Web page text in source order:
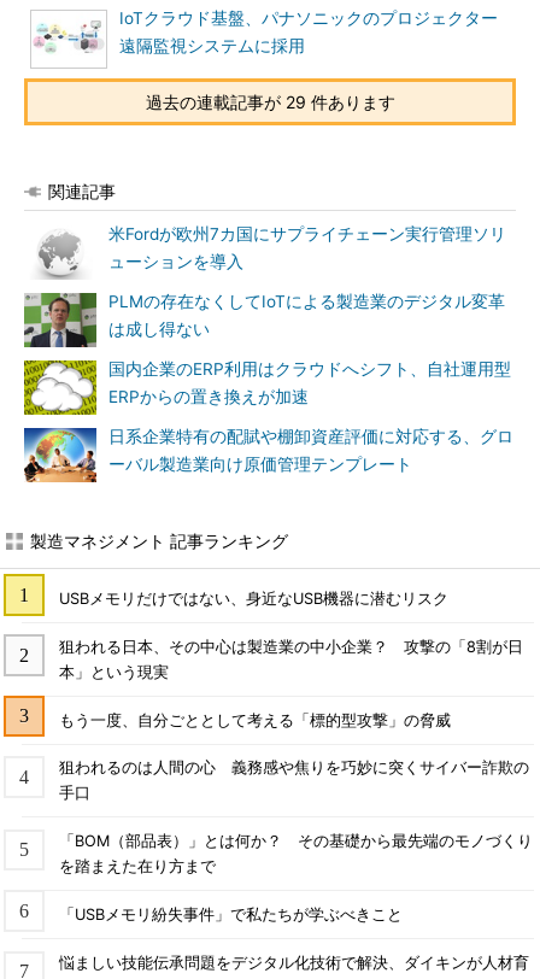
IoTクラウド基盤、パナソニックのプロジェクター
遠隔監視システムに採用
過去の連載記事が 29 件あります
関連記事
米Fordが欧州7カ国にサプライチェーン実行管理ソリ
ューションを導入
PLMの存在なくしてIoTによる製造業のデジタル変革
は成し得ない
国内企業のERP利用はクラウドへシフト、自社運用型
ERPからの置き換えが加速
日系企業特有の配賦や棚卸資産評価に対応する、グロ
ーバル製造業向け原価管理テンプレート
製造マネジメント 記事ランキング
USBメモリだけではない、身近なUSB機器に潜むリスク
狙われる日本、その中心は製造業の中小企業？ 攻撃の「8割が日
本」という現実
もう一度、自分ごととして考える「標的型攻撃」の脅威
狙われるのは人間の心 義務感や焦りを巧妙に突くサイバー詐欺の
手口
「BOM（部品表）」とは何か？ その基礎から最先端のモノづくり
を踏まえた在り方まで
「USBメモリ紛失事件」で私たちが学ぶべきこと
悩ましい技能伝承問題をデジタル化技術で解決、ダイキンが人材育